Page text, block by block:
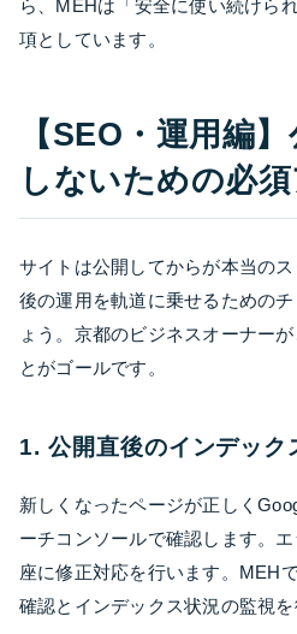
ら、MEHは「安全に使い続けら
項としています。
【SEO・運用編
しないための必
サイトは公開してからが本当の
後の運用を軌道に乗せるための
ょう。京都のビジネスオーナー
とがゴールです。
1. 公開直後のインデック
新しくなったページが正しく
ーチコンソールで確認します。
座に修正対応を行います。MEH
確認とインデックス状況の監視を